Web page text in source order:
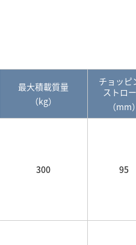
最大積載質量
（kg）
チョッピ
ストロ
（mm）
300 95